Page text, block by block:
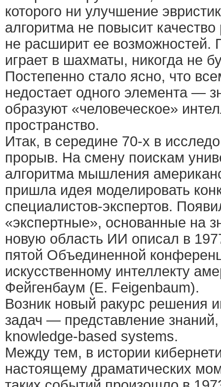
которого ни улучшение
алгоритма не повысит
не расширит ее возможностей.
играет в шахматы, никогда не
Постепенно стало ясно, что
недостает одного элемента —
образуют «человеческое»
пространство.
Итак, в середине 70-х в
прорыв. На смену поискам
алгоритма мышления
пришла идея моделировать
специалистов-экспертов.
«экспертные», основанные на
новую область ИИ описал в
пятой Объединенной
искусственному интеллекту
Фейгенбаум (E. Feigenbaum).
Возник новый ракурс решения
задач — представление знаний,
knowledge-based systems.
Между тем, в истории
настоящему драматических